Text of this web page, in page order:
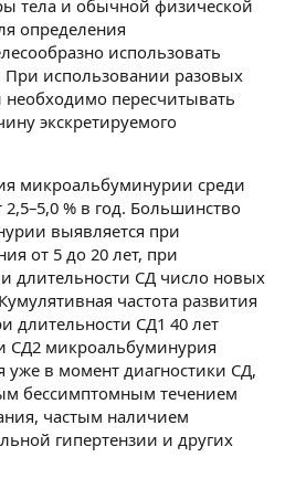
тела и обычной физической
определения
использовать
использовании разовых
пересчитывать
экскретируемого
микроальбуминурии среди
% в год. Большинство
выявляется при
от 5 до 20 лет, при
длительности СД число новых
частота развития
длительности СД1 40 лет
СД2 микроальбуминурия
уже в момент диагностики СД,
бессимптомным течением
частым наличием
гипертензии и других